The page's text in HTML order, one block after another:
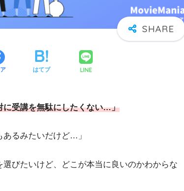
はてブ LINE
に受講を無駄にしたくない…」
あるみたいだけど…」
選びたいけど、どこが本当に良いのかわからな